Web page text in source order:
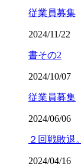
従業員募集
2024/11/22
書その2
2024/10/07
従業員募集
2024/06/06
２回戦敗退。
2024/04/16